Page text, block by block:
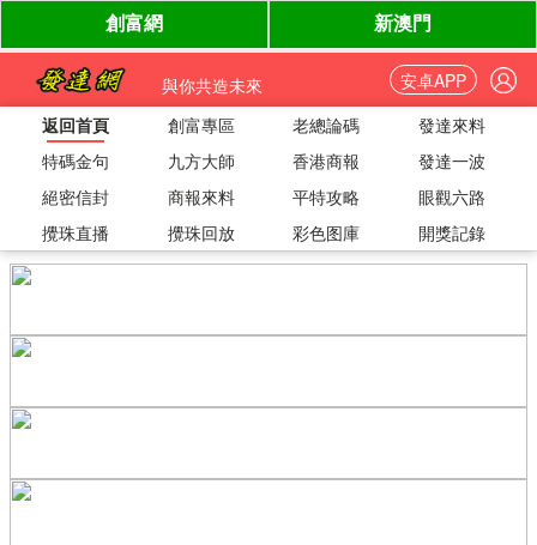
與你共造未來
安卓APP
返回首頁
創富專區 老總論碼
發達來料
特碼金句
九方大師 香港商報
發達一波
絕密信封
商報來料 平特攻略
眼觀六路
攪珠直播
攪珠回放 彩色图庫 開獎記錄